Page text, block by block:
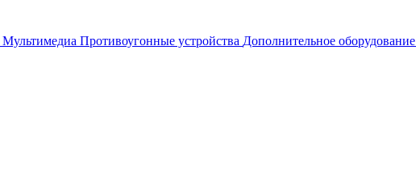
Мультимедиа Противоугонные устройства Дополнительное оборудование